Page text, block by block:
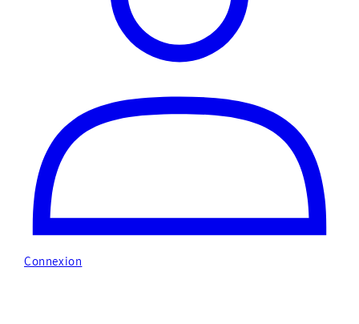
Connexion